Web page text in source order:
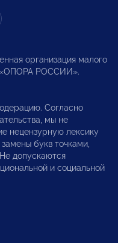
организация малого
«ОПОРА РОССИИ».
Согласно
мы не
нецензурную лексику
букв точками,
допускаются
и социальной